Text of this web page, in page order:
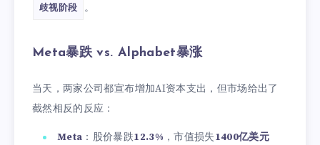
歧视阶段 。
Meta暴跌 vs. Alphabet暴涨
当天，两家公司都宣布增加AI资本支出，但市场给出了
截然相反的反应：
Meta ：股价暴跌12.3% ，市值损失1400亿美元